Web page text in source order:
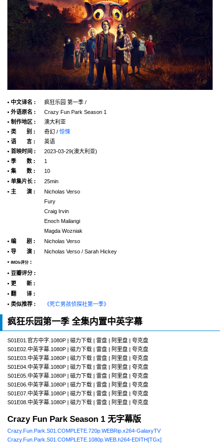
• 中文译名 :
疯狂乐园 第一季 /
• 外语原名 :
Crazy Fun Park Season 1
• 制作地区 :
澳大利亚
• 类 别 :
奇幻 / 惊悚
• 语 言 :
英语
• 首映时间 :
2023-03-29(澳大利亚)
• 季 数 :
1
• 集 数 :
10
• 单集片长 :
25min
• 主 演 :
Nicholas Verso
Fury
Craig Irvin
Enoch Mailangi
Magda Wozniak
• 编 剧 :
Nicholas Verso
• 导 演 :
Nicholas Verso / Sarah Hickey
•
IMDb评分 :
• 豆瓣评分 :
• 更 新 :
• 翻 译 :
• 类似推荐 :
《死亡男孩侦探社第一季》
疯狂乐园第一季 全集内置中英字幕
S01E01.官方中字.1080P | 磁力下载 | 雷盘 | 阿里盘 | 夸克盘
S01E02.中英字幕.1080P | 磁力下载 | 雷盘 | 阿里盘 | 夸克盘
S01E03.中英字幕.1080P | 磁力下载 | 雷盘 | 阿里盘 | 夸克盘
S01E04.中英字幕.1080P | 磁力下载 | 雷盘 | 阿里盘 | 夸克盘
S01E05.中英字幕.1080P | 磁力下载 | 雷盘 | 阿里盘 | 夸克盘
S01E06.中英字幕.1080P | 磁力下载 | 雷盘 | 阿里盘 | 夸克盘
S01E07.中英字幕.1080P | 磁力下载 | 雷盘 | 阿里盘 | 夸克盘
S01E08.中英字幕.1080P | 磁力下载 | 雷盘 | 阿里盘 | 夸克盘
Crazy Fun Park Season 1 无字幕版
Crazy.Fun.Park.S01.COMPLETE.720p.WEBRip.x264-GalaxyTV
Crazy.Fun.Park.S01.COMPLETE.1080p.WEB.h264-EDITH[TGx]